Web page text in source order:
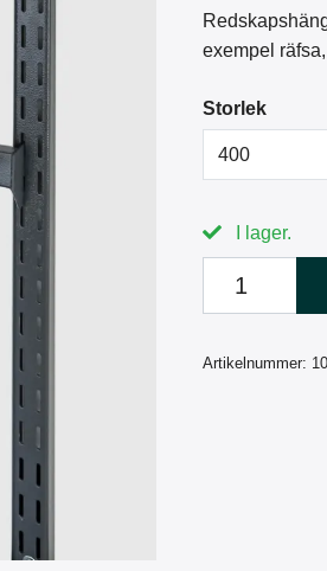
exempel
Storlek
400
I lager.
Artikelnummer: